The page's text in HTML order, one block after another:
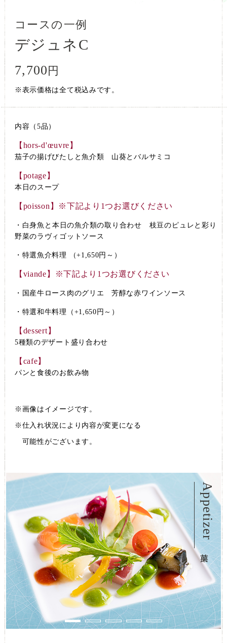
コースの一例
デジュネC
7,700 円
※表示価格は全て税込みです。
内容（5品）
【hors-d'œuvre】
茄子の揚げびたしと魚介類 山葵とバルサミコ
【potage】
本日のスープ
【poisson】※下記より1つお選びください
・白身魚と本日の魚介類の取り合わせ 枝豆のピュレと彩り
野菜のラヴィゴットソース
・特選魚介料理 （+1,650円～）
【viande】※下記より1つお選びください
・国産牛ロース肉のグリエ 芳醇な赤ワインソース
・特選和牛料理（+1,650円～）
【dessert】
5種類のデザート盛り合わせ
【cafe】
パンと食後のお飲み物
※画像はイメージです。
※仕入れ状況により内容が変更になる
可能性がございます。
Appetizer